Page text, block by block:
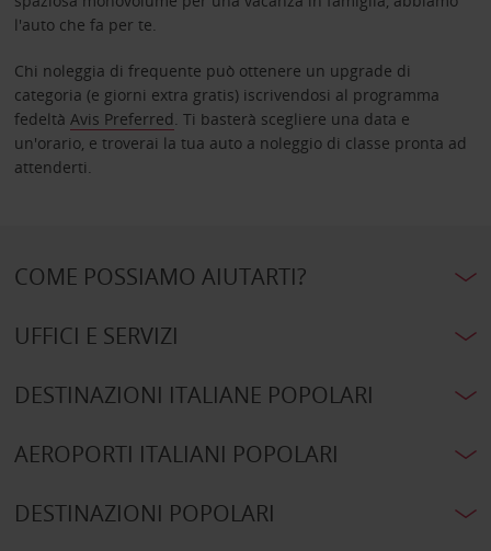
l'auto che fa per te.
Chi noleggia di frequente può ottenere un upgrade di
categoria (e giorni extra gratis) iscrivendosi al programma
fedeltà Avis Preferred. Ti basterà scegliere una data e
un'orario, e troverai la tua auto a noleggio di classe pronta ad
attenderti.
COME POSSIAMO AIUTARTI?
UFFICI E SERVIZI
DESTINAZIONI ITALIANE POPOLARI
AEROPORTI ITALIANI POPOLARI
DESTINAZIONI POPOLARI